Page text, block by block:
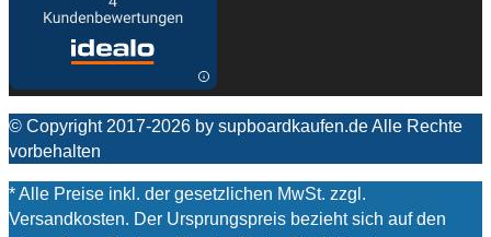
© Copyright 2017-2026 by supboardkaufen.de Alle Rechte
vorbehalten
* Alle Preise inkl. der gesetzlichen MwSt. zzgl.
Versandkosten. Der Ursprungspreis bezieht sich auf den